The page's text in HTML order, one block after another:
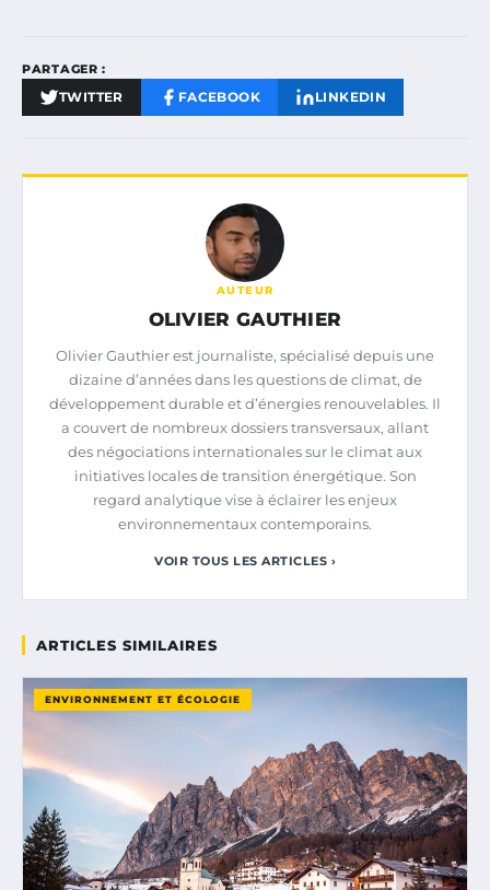
PARTAGER :
TWITTER FACEBOOK LINKEDIN
AUTEUR
OLIVIER GAUTHIER
Olivier Gauthier est journaliste, spécialisé depuis une
dizaine d’années dans les questions de climat, de
développement durable et d’énergies renouvelables. Il
a couvert de nombreux dossiers transversaux, allant
des négociations internationales sur le climat aux
initiatives locales de transition énergétique. Son
regard analytique vise à éclairer les enjeux
environnementaux contemporains.
VOIR TOUS LES ARTICLES ›
ARTICLES SIMILAIRES
ENVIRONNEMENT ET ÉCOLOGIE